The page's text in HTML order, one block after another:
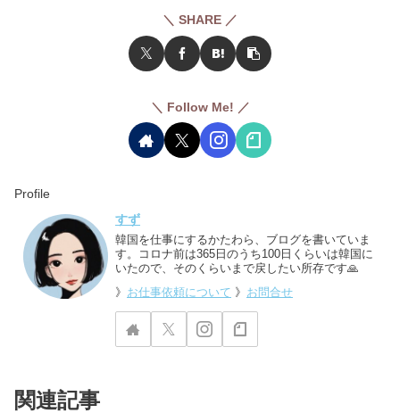
＼ SHARE ／
＼ Follow Me! ／
Profile
すず
韓国を仕事にするかたわら、ブログを書いていま
す。コロナ前は365日のうち100日くらいは韓国に
いたので、そのくらいまで戻したい所存です🙏
》 お仕事依頼について 》 お問合せ
関連記事